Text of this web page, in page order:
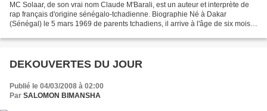
MC Solaar, de son vrai nom Claude M'Barali, est un auteur et interprète de
rap français d'origine sénégalo-tchadienne. Biographie Né à Dakar
(Sénégal) le 5 mars 1969 de parents tchadiens, il arrive à l'âge de six mois
DEKOUVERTES DU JOUR
Publié le 04/03/2008 à 02:00
Par SALOMON BIMANSHA